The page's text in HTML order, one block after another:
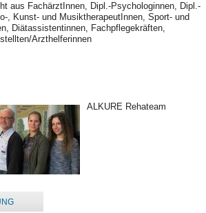
aus FachärztInnen, Dipl.-Psychologinnen, Dipl.-
, Kunst- und MusiktherapeutInnen, Sport- und
Diätassistentinnen, Fachpflegekräften,
Arzthelferinnen
ALKURE Rehateam